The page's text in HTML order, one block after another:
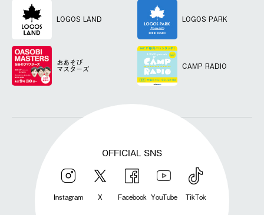
LOGOS LAND LOGOS PARK
おあそび
マスターズ CAMP RADIO
OFFICIAL SNS
Instagram X Facebook YouTube TikTok